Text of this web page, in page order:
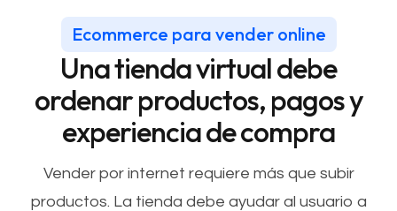
Ecommerce para vender online
Una tienda virtual debe
ordenar productos, pagos y
experiencia de compra
Vender por internet requiere más que subir
productos. La tienda debe ayudar al usuario a